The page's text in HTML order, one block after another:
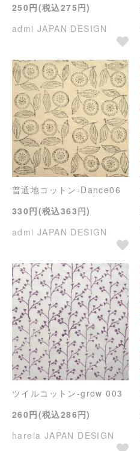
250円(税込275円)
admi JAPAN DESIGN
普通地コットン-Dance06
330円(税込363円)
admi JAPAN DESIGN
ツイルコットン-grow 003
260円(税込286円)
harela JAPAN DESIGN